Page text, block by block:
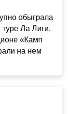
обыграла
туре Ла Лиги.
«Камп
на нем